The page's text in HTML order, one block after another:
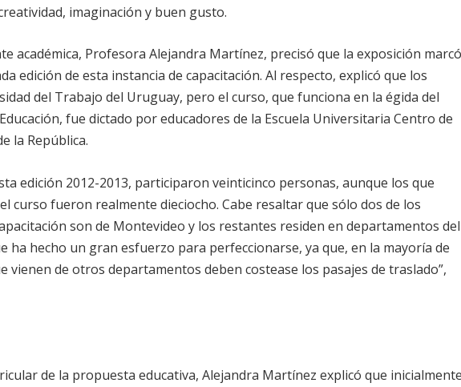
imaginación y buen gusto.
académica, Profesora Alejandra Martínez, precisó que la exposición
edición de esta instancia de capacitación. Al respecto, explicó que los
del Trabajo del Uruguay, pero el curso, que funciona en la égida del
fue dictado por educadores de la Escuela Universitaria Centro de
la República.
edición 2012-2013, participaron veinticinco personas, aunque los que
curso fueron realmente dieciocho. Cabe resaltar que sólo dos de los
son de Montevideo y los restantes residen en departamentos del
ha hecho un gran esfuerzo para perfeccionarse, ya que, en la mayoría de
vienen de otros departamentos deben costease los pasajes de traslado”,
de la propuesta educativa, Alejandra Martínez explicó que